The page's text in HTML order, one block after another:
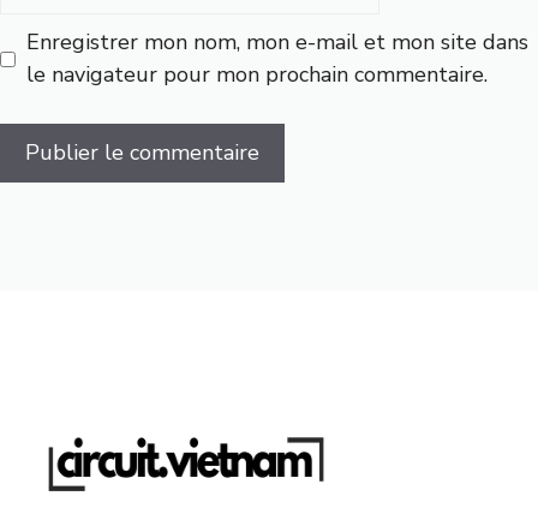
Enregistrer mon nom, mon e-mail et mon site dans
le navigateur pour mon prochain commentaire.